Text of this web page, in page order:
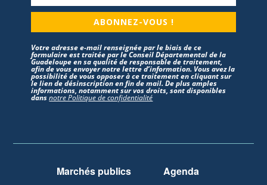
ABONNEZ-VOUS !
Votre adresse e-mail renseignée par le biais de ce
formulaire est traitée par le Conseil Départemental de la
Guadeloupe en sa qualité de responsable de traitement,
afin de vous envoyer notre lettre d’information. Vous avez la
possibilité de vous opposer à ce traitement en cliquant sur
le lien de désinscription en fin de mail. De plus amples
informations, notamment sur vos droits, sont disponibles
dansnotre Politique de confidentialité
Marchés publics Agenda